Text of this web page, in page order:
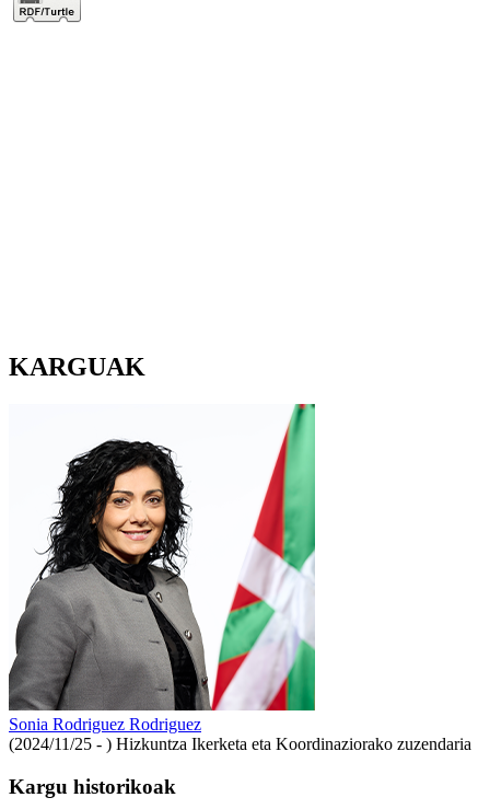
KARGUAK
Sonia Rodriguez Rodriguez
(2024/11/25 - ) Hizkuntza Ikerketa eta Koordinaziorako zuzendaria
Kargu historikoak